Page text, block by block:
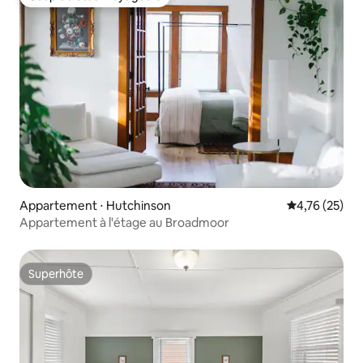
Coup de cœur voyageurs
Appartement ⋅ Hutchinson Évaluation
4,76 (25)
Appartement à l'étage au Broadmoor
Superhôte
Superhôte